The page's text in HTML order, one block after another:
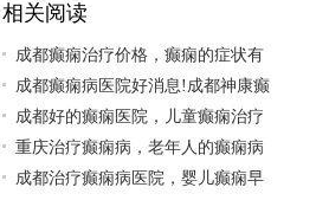
相关阅读
成都癫痫治疗价格，癫痫的症状有
成都癫痫病医院好消息!成都神康癫
成都好的癫痫医院，儿童癫痫治疗
重庆治疗癫痫病，老年人的癫痫病
成都治疗癫痫病医院，婴儿癫痫早